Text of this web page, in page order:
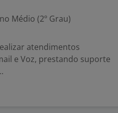
Médio (2º Grau)
atendimentos
e Voz, prestando suporte